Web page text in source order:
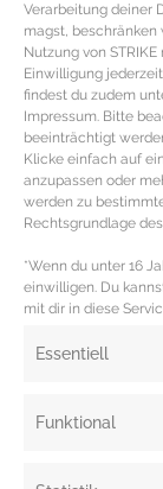
Verarbeitung deiner
magst, beschränken
Nutzung von
Einwilligung
findest du zudem
Impressum. Bitte
beeinträchtigt
Klicke einfach auf
anzupassen oder
werden zu
Rechtsgrundlage
*Wenn du unter 16
einwilligen. Du
mit dir in diese
Essentiell
Funktional
stylen
Stylingtipps
Pieces
MEHR DAZU